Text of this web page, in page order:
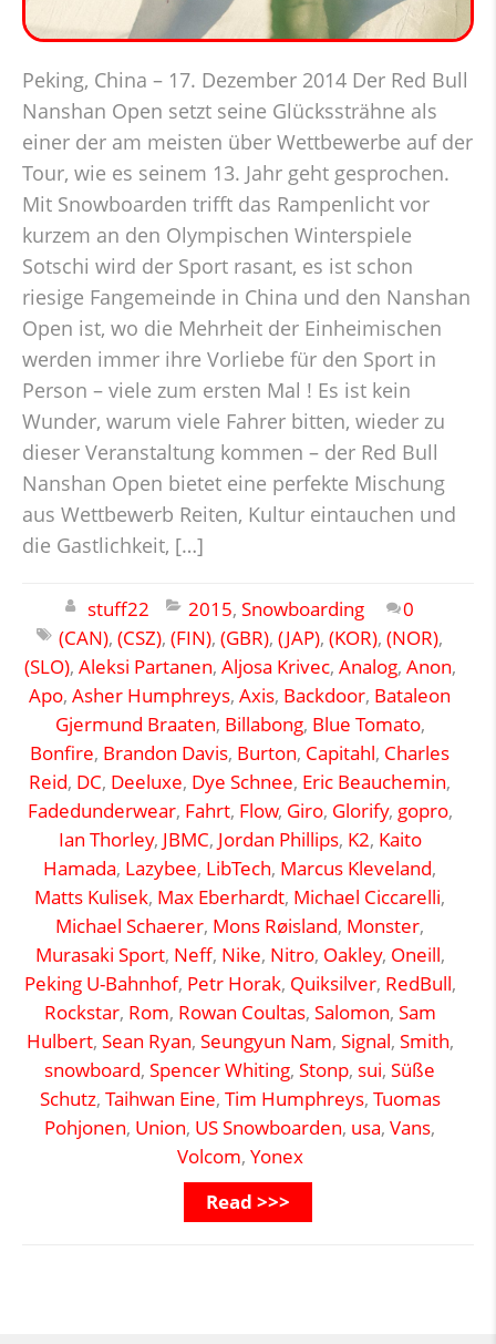
Peking, China – 17. Dezember 2014 Der Red Bull
Nanshan Open setzt seine Glückssträhne als
einer der am meisten über Wettbewerbe auf der
Tour, wie es seinem 13. Jahr geht gesprochen.
Mit Snowboarden trifft das Rampenlicht vor
kurzem an den Olympischen Winterspiele
Sotschi wird der Sport rasant, es ist schon
riesige Fangemeinde in China und den Nanshan
Open ist, wo die Mehrheit der Einheimischen
werden immer ihre Vorliebe für den Sport in
Person – viele zum ersten Mal ! Es ist kein
Wunder, warum viele Fahrer bitten, wieder zu
dieser Veranstaltung kommen – der Red Bull
Nanshan Open bietet eine perfekte Mischung
aus Wettbewerb Reiten, Kultur eintauchen und
die Gastlichkeit, […]
stuff22 2015, Snowboarding
0
(CAN), (CSZ), (FIN), (GBR), (JAP), (KOR), (NOR),
(SLO), Aleksi Partanen, Aljosa Krivec, Analog, Anon,
Apo, Asher Humphreys, Axis, Backdoor, Bataleon
Gjermund Braaten, Billabong, Blue Tomato,
Bonfire, Brandon Davis, Burton, Capitahl, Charles
Reid, DC, Deeluxe, Dye Schnee, Eric Beauchemin,
Fadedunderwear, Fahrt, Flow, Giro, Glorify, gopro,
Ian Thorley, JBMC, Jordan Phillips, K2, Kaito
Hamada, Lazybee, LibTech, Marcus Kleveland,
Matts Kulisek, Max Eberhardt, Michael Ciccarelli,
Michael Schaerer, Mons Røisland, Monster,
Murasaki Sport, Neff, Nike, Nitro, Oakley, Oneill,
Peking U-Bahnhof, Petr Horak, Quiksilver, RedBull,
Rockstar, Rom, Rowan Coultas, Salomon, Sam
Hulbert, Sean Ryan, Seungyun Nam, Signal, Smith,
snowboard, Spencer Whiting, Stonp, sui, Süße
Schutz, Taihwan Eine, Tim Humphreys, Tuomas
Pohjonen, Union, US Snowboarden, usa, Vans,
Volcom, Yonex
Read >>>